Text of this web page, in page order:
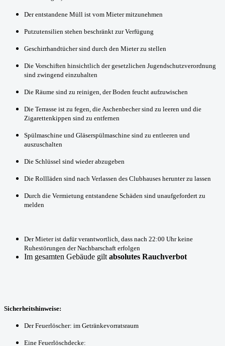
Der entstandene Müll ist vom Mieter mitzunehmen
Putzutensilien stehen beschränkt zur Verfügung
Geschirrhandtücher sind durch den Mieter zu stellen
Die Vorschiften hinsichtlich der gesetzlichen Jugendschutzverordnung
sind zwingend einzuhalten
Die Räume sind zu reinigen, der Boden feucht aufzuwischen
Die Terrasse ist zu fegen, die Aschenbecher sind zu leeren und die
Zigarettenkippen sind zu entfernen
Spülmaschine und Gläserspülmaschine sind zu entleeren und
auszuschalten
Die Schlüssel sind wieder abzugeben
Die Rollläden sind nach Verlassen des Clubhauses herunter zu lassen
Durch die Vermietung entstandene Schäden sind unaufgefordert zu
melden
Der Mieter ist dafür verantwortlich, dass nach 22:00 Uhr keine
Ruhestörungen der Nachbarschaft erfolgen
Im gesamten Gebäude gilt absolutes Rauchverbot
Sicherheitshinweise:
Der Feuerlöscher: im Getränkevorratsraum
Eine Feuerlöschdecke: